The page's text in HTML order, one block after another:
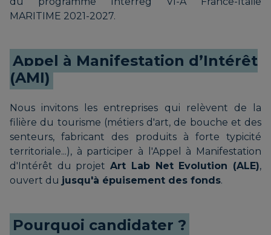
MARITIME 2021-2027.
Appel à Manifestation d’Intérêt
(AMI)
Nous invitons les entreprises qui relèvent de la
filière du tourisme (métiers d'art, de bouche et des
senteurs, fabricant des produits à forte typicité
territoriale...), à participer à l'Appel à Manifestation
d'Intérêt du projetArt Lab Net Evolution (ALE),
ouvert du jusqu'à épuisement des fonds.
Pourquoi candidater ?